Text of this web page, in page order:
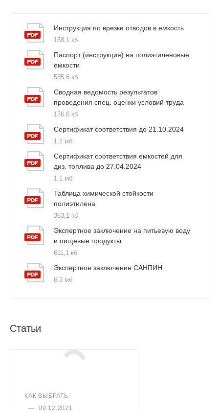
Инструкция по врезке отводов в емкость
168,1 кб
Паспорт (инструкция) на полиэтиленовые
емкости
535,6 кб
Сводная ведомость результатов
проведения спец. оценки условий труда
176,6 кб
Сертификат соответствия до 21.10.2024
1,1 мб
Сертификат соответствия емкостей для
диз. топлива до 27.04.2024
1,1 мб
Таблица химической стойкости
полиэтилена
363,1 кб
Экспертное заключение на питьевую воду
и пищевые продукты
611,1 кб
Экспертное заключение САНПИН
6,3 мб
Статьи
КАК ВЫБРАТЬ
—
09.12.2021